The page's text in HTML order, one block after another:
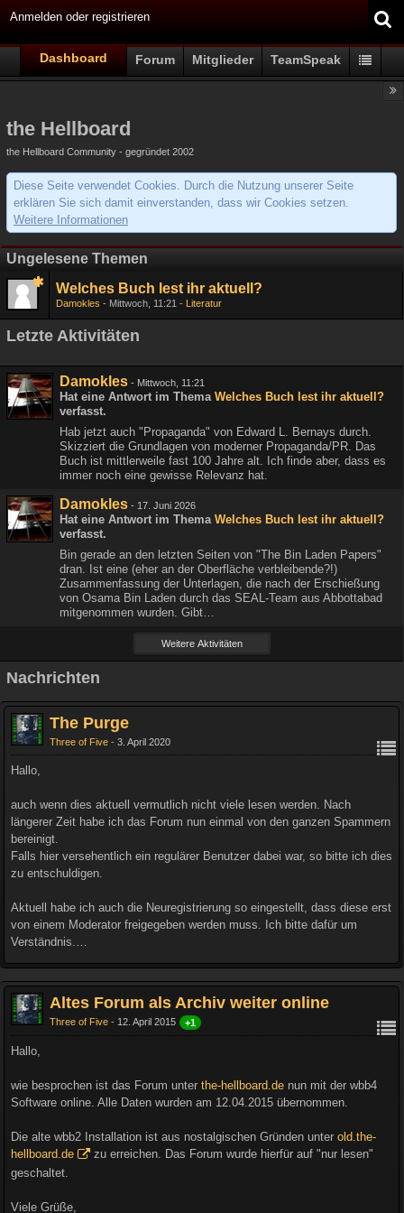
Anmelden oder registrieren
Dashboard Forum Mitglieder TeamSpeak
the Hellboard
the Hellboard Community - gegründet 2002
Diese Seite verwendet Cookies. Durch die Nutzung unserer Seite
erklären Sie sich damit einverstanden, dass wir Cookies setzen.
Weitere Informationen
Ungelesene Themen
Welches Buch lest ihr aktuell?
Damokles Mittwoch, 11:21 Literatur
Letzte Aktivitäten
Damokles - Mittwoch, 11:21
Hat eine Antwort im Thema Welches Buch lest ihr aktuell?
verfasst.
Hab jetzt auch "Propaganda" von Edward L. Bernays durch.
Skizziert die Grundlagen von moderner Propaganda/PR. Das
Buch ist mittlerweile fast 100 Jahre alt. Ich finde aber, dass es
immer noch eine gewisse Relevanz hat.
Damokles - 17. Juni 2026
Hat eine Antwort im Thema Welches Buch lest ihr aktuell?
verfasst.
Bin gerade an den letzten Seiten von "The Bin Laden Papers"
dran. Ist eine (eher an der Oberfläche verbleibende?!)
Zusammenfassung der Unterlagen, die nach der Erschießung
von Osama Bin Laden durch das SEAL-Team aus Abbottabad
mitgenommen wurden. Gibt…
Weitere Aktivitäten
Nachrichten
The Purge
Three of Five 3. April 2020
Hallo,
auch wenn dies aktuell vermutlich nicht viele lesen werden. Nach
längerer Zeit habe ich das Forum nun einmal von den ganzen Spammern
bereinigt.
Falls hier versehentlich ein regulärer Benutzer dabei war, so bitte ich dies
zu entschuldigen.
Aktuell habe ich auch die Neuregistrierung so eingestellt, dass diese erst
von einem Moderator freigegeben werden muss. Ich bitte dafür um
Verständnis.…
Altes Forum als Archiv weiter online
Three of Five 12. April 2015 +1
Hallo,
wie besprochen ist das Forum unter the-hellboard.de nun mit der wbb4
Software online. Alle Daten wurden am 12.04.2015 übernommen.
Die alte wbb2 Installation ist aus nostalgischen Gründen unter old.the-
hellboard.de
zu erreichen. Das Forum wurde hierfür auf "nur lesen"
geschaltet.
Viele Grüße,